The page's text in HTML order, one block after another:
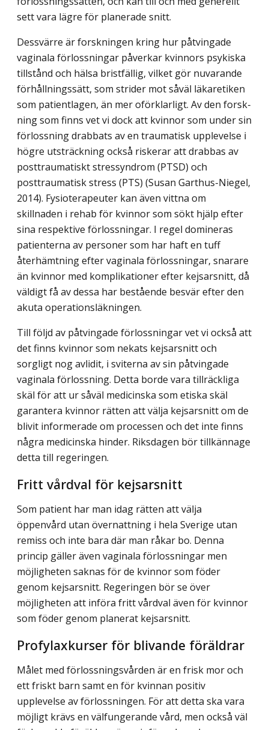
sett vara lägre för planerade snitt.
Dessvärre är forskningen kring hur påtvingade
vaginala förlossningar påverkar kvinnors psykiska
tillstånd och hälsa bristfällig, vilket gör nuvarande
förhållningssätt, som strider mot såväl läkaretiken
som patientlagen, än mer oförklarligt. Av den forsk­
ning som finns vet vi dock att kvinnor som under sin
förlossning drabbats av en trau­matisk upplevelse i
högre utsträckning också riskerar att drabbas av
posttraumatiskt stressyndrom (PTSD) och
posttraumatisk stress (PTS) (Susan Garthus-Niegel,
2014). Fysioterapeuter kan även vittna om
skillnaden i rehab för kvinnor som sökt hjälp efter
sina respektive förlossningar. I regel domineras
patienterna av personer som har haft en tuff
återhämtning efter vaginala förlossningar, snarare
än kvinnor med komplikationer efter kejsarsnitt, då
väldigt få av dessa har bestående besvär efter den
akuta operations­läkningen.
Till följd av påtvingade förlossningar vet vi också att
det finns kvinnor som nekats kejsarsnitt och
sorgligt nog avlidit, i sviterna av sin påtvingade
vaginala förlossning. Detta borde vara tillräckliga
skäl för att ur såväl medicinska som etiska skäl
garantera kvinnor rätten att välja kejsarsnitt om de
blivit informerade om processen och det inte finns
några medicinska hinder. Riksdagen bör tillkännage
detta till regeringen.
Fritt vårdval för kejsarsnitt
Som patient har man idag rätten att välja
öppenvård utan övernattning i hela Sverige utan
remiss och inte bara där man råkar bo. Denna
princip gäller även vaginala för­lossningar men
möjligheten saknas för de kvinnor som föder
genom kejsarsnitt. Reger­ingen bör se över
möjligheten att införa fritt vårdval även för kvinnor
som föder genom planerat kejsarsnitt.
Profylaxkurser för blivande föräldrar
Målet med förlossningsvården är en frisk mor och
ett friskt barn samt en för kvinnan positiv
upplevelse av förlossningen. För att detta ska vara
möjligt krävs en välfungerande vård, men också väl